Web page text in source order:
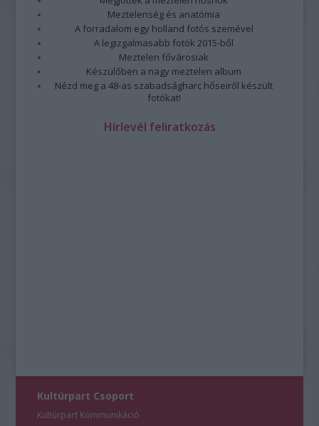
Meztelenség és anatómia
A forradalom egy holland fotós szemével
A legizgalmasabb fotók 2015-ből
Meztelen fővárosiak
Készülőben a nagy meztelen album
Nézd meg a 48-as szabadságharc hőseiről készült
fotókat!
Hírlevél feliratkozás
Kultúrpart Csoport
Kultúrpart Kommunikáció